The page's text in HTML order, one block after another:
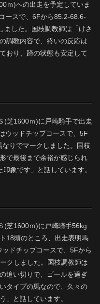
ｍ)への出走を予定していま
ースで、6Fから85.2-68.6-
した。国枝調教師は「けさ
調教内容で、終いの反応は
おり、蹄の状態も安定して
(芝1600ｍ)に戸崎騎手で出走
ウッドチップコースで、5F
りでマークしました。国枝
で最後まで余裕が感じられ
象です」と話しています。
(芝1600ｍ)に戸崎騎手56kg
18頭のところ、出走表明馬
ドチップコースで、5Fから
クしました。国枝調教師は
追い切りで、ゴールを過ぎ
タイプの馬なので、久々の
」と話しています。